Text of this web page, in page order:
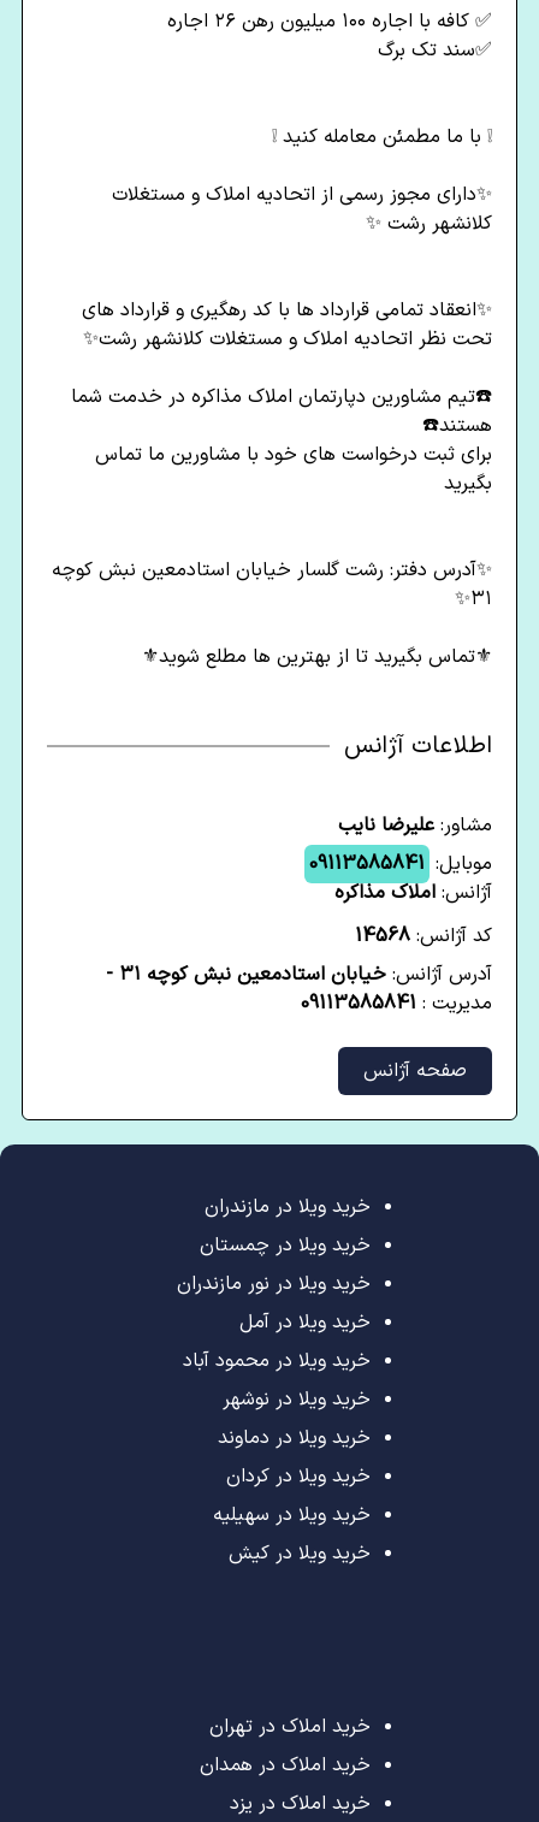
✅️ کافه با اجاره ۱۰۰ میلیون رهن ۲۶ اجاره
✅️سند تک برگ
❕ با ما مطمئن معامله کنید ❕
✨دارای مجوز رسمی از اتحادیه املاک و مستغلات
کلانشهر رشت ✨
✨انعقاد تمامی قرارداد ها با کد رهگیری و قرارداد های
تحت نظر اتحادیه املاک و مستغلات کلانشهر رشت✨
☎️تیم مشاورین دپارتمان املاک مذاکره در خدمت شما
هستند☎️
برای ثبت درخواست های خود با مشاورین ما تماس
بگیرید
✨آدرس دفتر: رشت گلسار خیابان استادمعین نبش کوچه
۳۱✨
⚜️تماس بگیرید تا از بهترین ها مطلع شوید⚜️
اطلاعات آژانس
مشاور: علیرضا نایب
موبایل: 09113585841
آژانس: املاک مذاکره
کد آژانس: 14568
آدرس آژانس: خیابان استادمعین نبش کوچه ۳۱ -
مدیریت : 09113585841
صفحه آژانس
خرید ویلا در مازندران
خرید ویلا در چمستان
خرید ویلا در نور مازندران
خرید ویلا در آمل
خرید ویلا در محمود آباد
خرید ویلا در نوشهر
خرید ویلا در دماوند
خرید ویلا در کردان
خرید ویلا در سهیلیه
خرید ویلا در کیش
خرید املاک در تهران
خرید املاک در همدان
خرید املاک در یزد